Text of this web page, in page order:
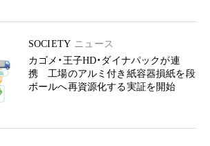
SOCIETY ニュース
カゴメ・王子HD・ダイナパックが連
携 工場のアルミ付き紙容器損紙を段
ボールへ再資源化する実証を開始